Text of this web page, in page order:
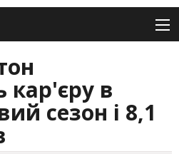
в
сезон і 8,1